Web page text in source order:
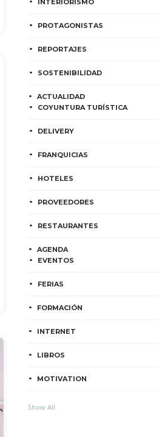
INTERIORISMO
PROTAGONISTAS
REPORTAJES
SOSTENIBILIDAD
ACTUALIDAD
COYUNTURA TURÍSTICA
DELIVERY
FRANQUICIAS
HOTELES
PROVEEDORES
RESTAURANTES
AGENDA
EVENTOS
FERIAS
FORMACIÓN
INTERNET
LIBROS
MOTIVATION
Show All